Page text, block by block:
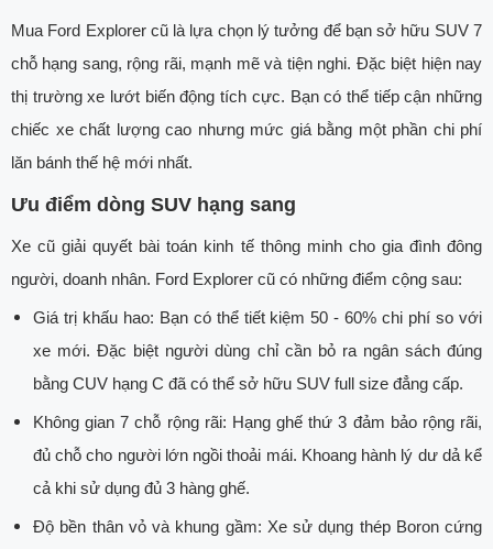
Mua Ford Explorer cũ là lựa chọn lý tưởng để bạn sở hữu SUV 7
chỗ hạng sang, rộng rãi, mạnh mẽ và tiện nghi. Đặc biệt hiện nay
thị trường xe lướt biến động tích cực. Bạn có thể tiếp cận những
chiếc xe chất lượng cao nhưng mức giá bằng một phần chi phí
lăn bánh thế hệ mới nhất.
Ưu điểm dòng SUV hạng sang
Xe cũ giải quyết bài toán kinh tế thông minh cho gia đình đông
người, doanh nhân. Ford Explorer cũ có những điểm cộng sau:
Giá trị khấu hao: Bạn có thể tiết kiệm 50 - 60% chi phí so với
xe mới. Đặc biệt người dùng chỉ cần bỏ ra ngân sách đúng
bằng CUV hạng C đã có thể sở hữu SUV full size đẳng cấp.
Không gian 7 chỗ rộng rãi: Hạng ghế thứ 3 đảm bảo rộng rãi,
đủ chỗ cho người lớn ngồi thoải mái. Khoang hành lý dư dả kể
cả khi sử dụng đủ 3 hàng ghế.
Độ bền thân vỏ và khung gầm: Xe sử dụng thép Boron cứng